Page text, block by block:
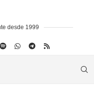
desde 1999